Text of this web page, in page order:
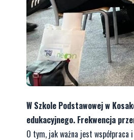
W Szkole Podstawowej w
edukacyjnego. Frekwencja
O tym, jak ważna jest